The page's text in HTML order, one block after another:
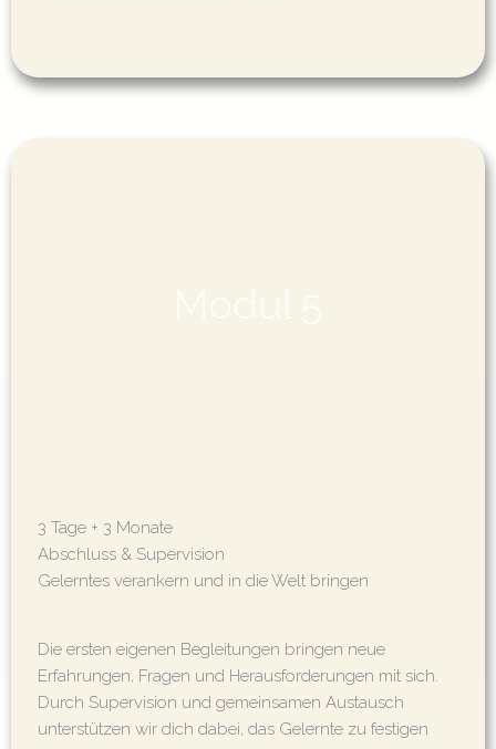
Modul 5
3 Tage + 3 Monate
Abschluss & Supervision
Gelerntes verankern und in die Welt bringen
Die ersten eigenen Begleitungen bringen neue
Erfahrungen, Fragen und Herausforderungen mit sich.
Durch Supervision und gemeinsamen Austausch
unterstützen wir dich dabei, das Gelernte zu festigen